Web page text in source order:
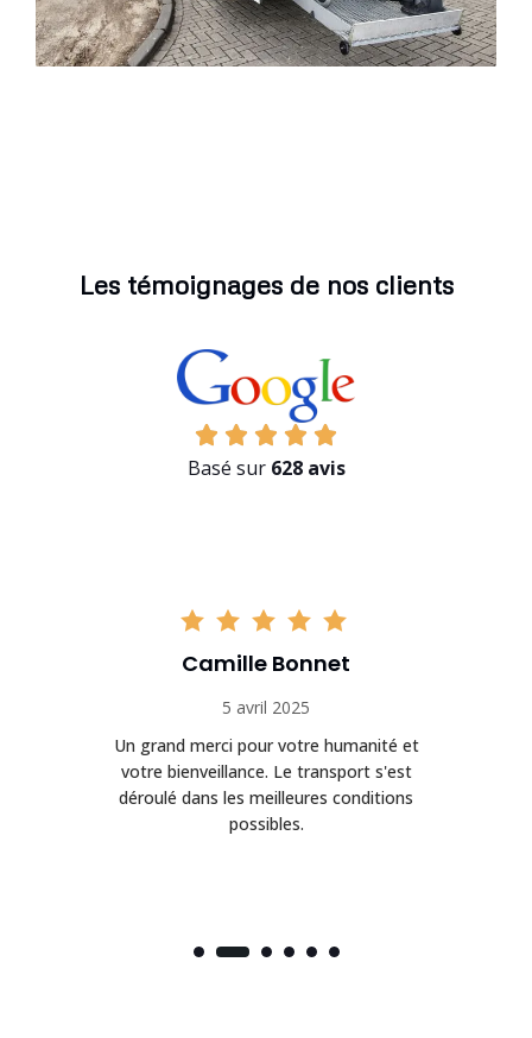
Les témoignages de nos clients
Basé sur 628 avis
Camille Bonnet
5 avril 2025
Un grand merci pour votre humanité et
votre bienveillance. Le transport s'est
déroulé dans les meilleures conditions
possibles.